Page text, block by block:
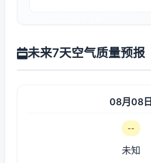
未来7天空气质量预报
08月08日
--
未知